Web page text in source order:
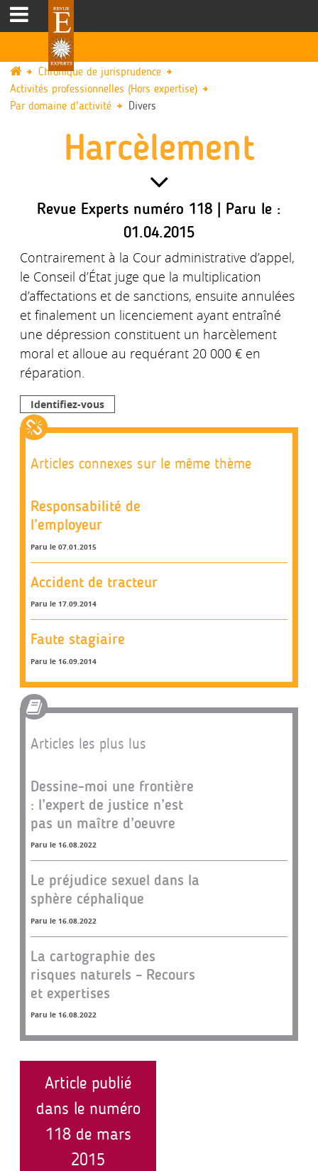
Chronique de jurisprudence
Activités professionnelles (Hors expertise)
Par domaine d'activité
Divers
Harcèlement
Revue Experts numéro 118 | Paru le :
01.04.2015
Contrairement à la Cour administrative d’appel,
le Conseil d’État juge que la multiplication
d’affectations et de sanctions, ensuite annulées
et finalement un licenciement ayant entraîné
une dépression constituent un harcèlement
moral et alloue au requérant 20 000 € en
réparation.
Identifiez-vous
Articles connexes sur le même thème
Responsabilité de
l’employeur
Paru le 07.01.2015
Accident de tracteur
Paru le 17.09.2014
Faute stagiaire
Paru le 16.09.2014
Articles les plus lus
Dessine-moi une frontière
: l’expert de justice n’est
pas un maître d’oeuvre
Paru le 16.08.2022
Le préjudice sexuel dans la
sphère céphalique
Paru le 16.08.2022
La cartographie des
risques naturels – Recours
et expertises
Paru le 16.08.2022
Article publié
dans le numéro
118 de mars
2015